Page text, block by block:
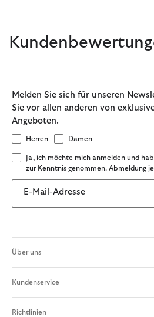
Melden Sie sich für unseren
Sie vor allen anderen von
Angeboten.
Herren Damen
Ja, ich möchte mich anmelden und
zur Kenntnis genommen. Abmeldung
E-Mail-Adresse
Über uns
Kundenservice
Richtlinien